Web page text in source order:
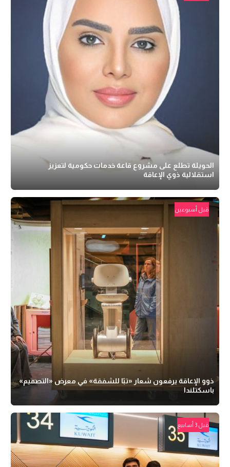
الحويلة تطلع على مشروع قاعة خدمات حكومية لتعزيز
استقلالية ذوي الإعاقة
قبل أسبوعين
ذوو الإعاقة يرفعون شعار «تبًا للشفقة» في معرض «التصميم»
باسكتلندا
قبل 3 أسابيع